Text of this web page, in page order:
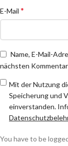
E-Mail *
Name, E-Mail-
nächsten
Mit der Nutzung
Speicherung und
einverstanden.
You have to be